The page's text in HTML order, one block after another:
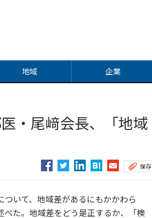
地域 企業
・尾﨑会長、「地域
保存
いて、地域差があるにもかかわら
た。地域差をどう是正するか、「検